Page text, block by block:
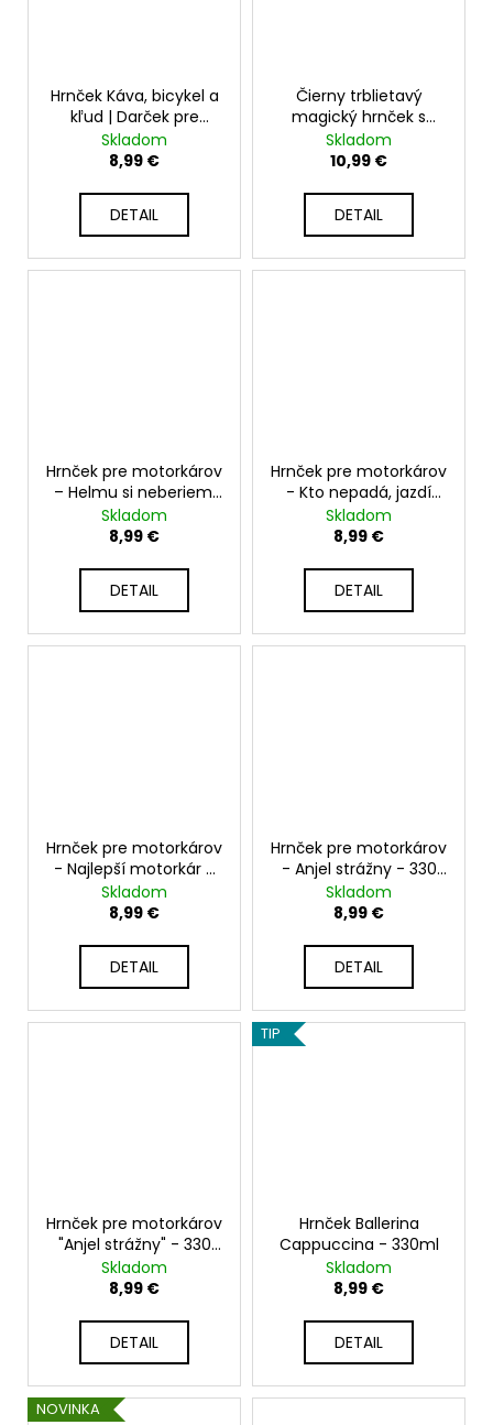
Hrnček Káva, bicykel a
kľud | Darček pre
cyklistov
Skladom
8,99 €
DETAIL
Čierny trblietavý
magický hrnček s
vlastnou potlačou -
matný 330 ml
Skladom
10,99 €
DETAIL
Hrnček pre motorkárov
– Helmu si neberiem,
idem len kúsok - 330
ml
Skladom
8,99 €
DETAIL
Hrnček pre motorkárov
- Kto nepadá, jazdí
pod svoje možnosti -
330 ml
Skladom
8,99 €
DETAIL
Hrnček pre motorkárov
- Najlepší motorkár -
330 ml
Skladom
8,99 €
DETAIL
Hrnček pre motorkárov
- Anjel strážny - 330
ml
Skladom
8,99 €
DETAIL
Hrnček pre motorkárov
"Anjel strážny" - 330
ml
Skladom
8,99 €
DETAIL
TIP
Hrnček Ballerina
Cappuccina - 330ml
Skladom
8,99 €
DETAIL
NOVINKA